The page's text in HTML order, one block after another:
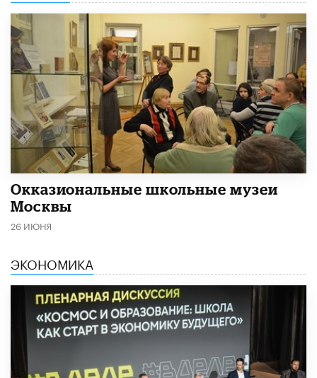
​Окказиональные школьные музеи
Москвы
26 ИЮНЯ
ЭКОНОМИКА